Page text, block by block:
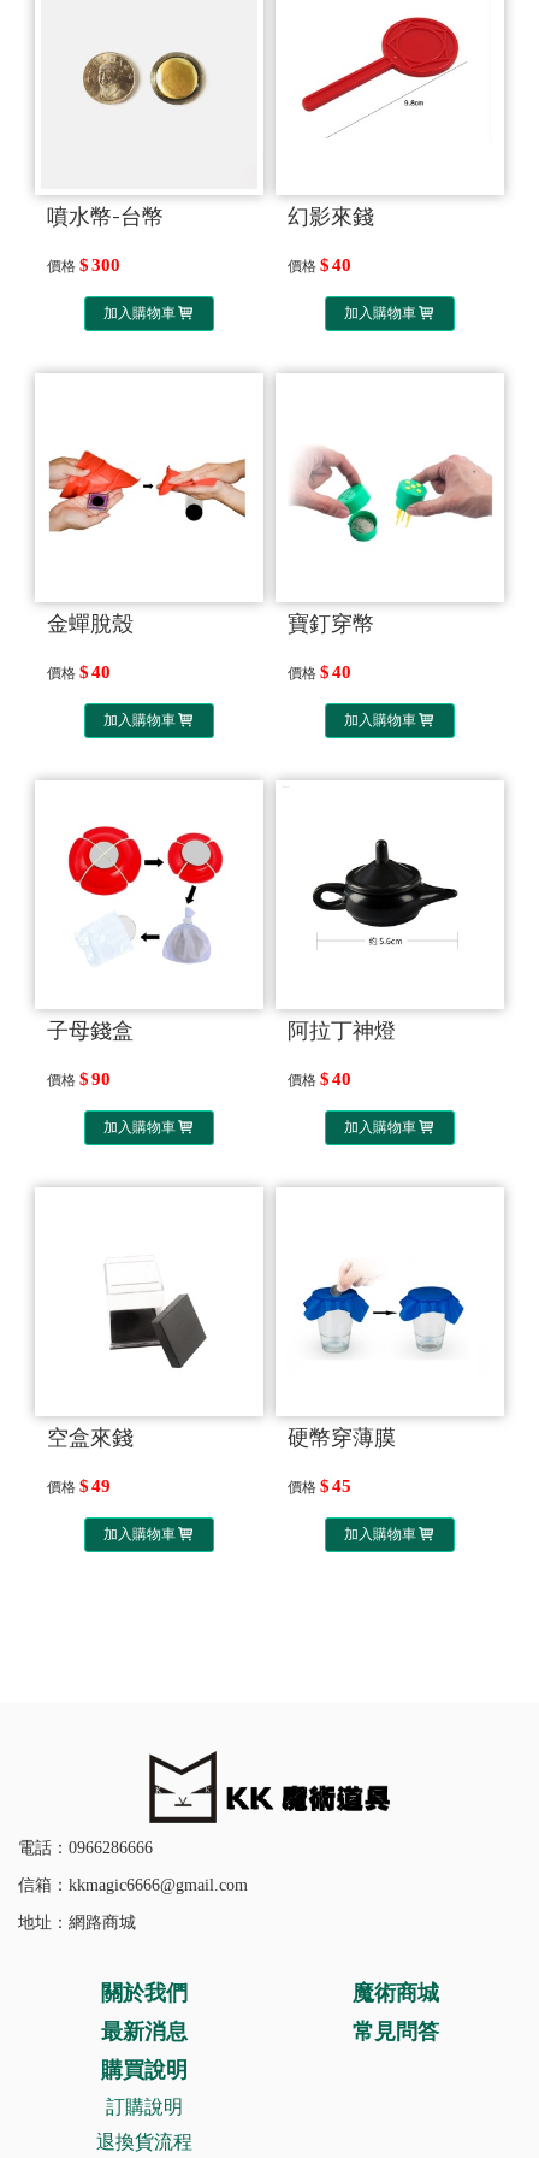
噴水幣-台幣
價格 300
加入購物車
幻影來錢
價格 40
加入購物車
金蟬脫殼
價格 40
加入購物車
寶釘穿幣
價格 40
加入購物車
子母錢盒
價格 90
加入購物車
阿拉丁神燈
價格 40
加入購物車
空盒來錢
價格 49
加入購物車
硬幣穿薄膜
價格 45
加入購物車
電話：0966286666
信箱：kkmagic6666@gmail.com
地址：網路商城
關於我們
魔術商城
最新消息
常見問答
購買說明
訂購說明
退換貨流程